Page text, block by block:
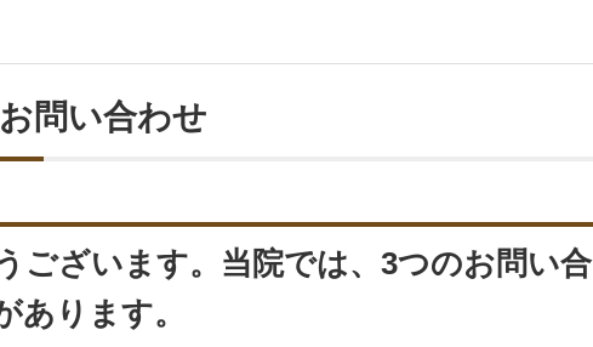
問い合わせ
ございます。当院では、3つのお問い合
あります。